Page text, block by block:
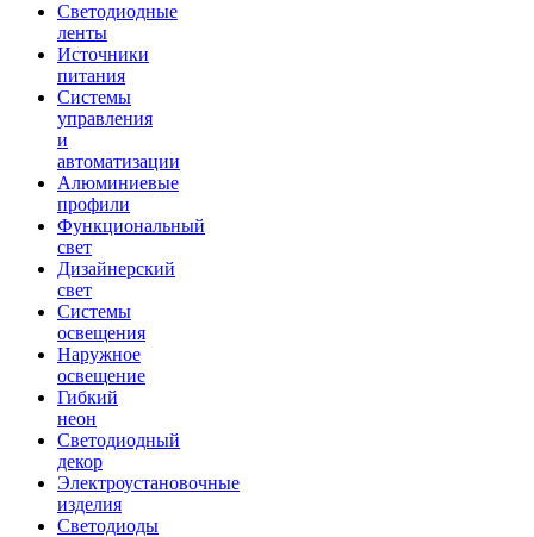
Светодиодные
ленты
Источники
питания
Системы
управления
и
автоматизации
Алюминиевые
профили
Функциональный
свет
Дизайнерский
свет
Системы
освещения
Наружное
освещение
Гибкий
неон
Светодиодный
декор
Электроустановочные
изделия
Светодиоды